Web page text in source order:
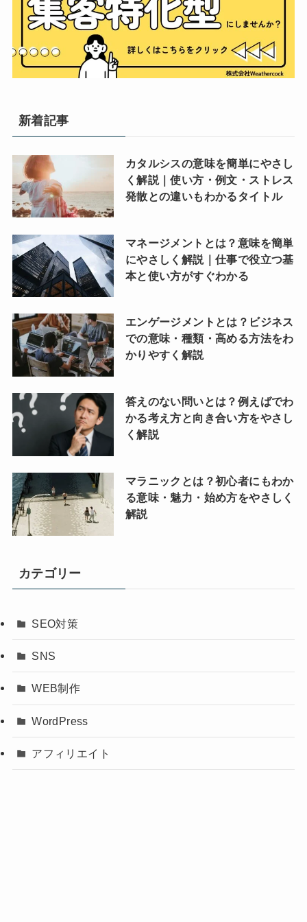
新着記事
カタルシスの意味を簡単にやさし
く解説｜使い方・例文・ストレス
発散との違いもわかるタイトル
マネージメントとは？意味を簡単
にやさしく解説｜仕事で役立つ基
本と使い方がすぐわかる
エンゲージメントとは？ビジネス
での意味・種類・高める方法をわ
かりやすく解説
答えのない問いとは？例えばでわ
かる考え方と向き合い方をやさし
く解説
マラニックとは？初心者にもわか
る意味・魅力・始め方をやさしく
解説
カテゴリー
SEO対策
SNS
WEB制作
WordPress
アフィリエイト